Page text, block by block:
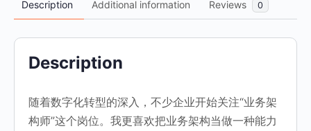
量
Description Additional information Reviews 0
Description
随着数字化转型的深入，不少企业开始关注“业务架
构师”这个岗位。我更喜欢把业务架构当做一种能力